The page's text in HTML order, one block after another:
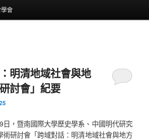
會
：明清地域社會與地
討會」紀要
，暨南國際大學歷史學系、中國明代研究
術研討會「跨域對話：明清地域社會與地方